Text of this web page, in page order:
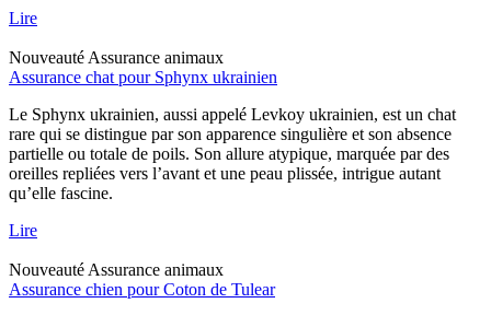
Lire
Nouveauté Assurance animaux
Assurance chat pour Sphynx ukrainien
Le Sphynx ukrainien, aussi appelé Levkoy ukrainien, est un chat
rare qui se distingue par son apparence singulière et son absence
partielle ou totale de poils. Son allure atypique, marquée par des
oreilles repliées vers l’avant et une peau plissée, intrigue autant
qu’elle fascine.
Lire
Nouveauté Assurance animaux
Assurance chien pour Coton de Tulear